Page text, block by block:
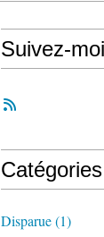
Suivez-moi
Catégories
Disparue(1)